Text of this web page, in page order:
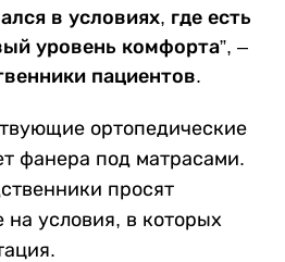
в условиях, где есть
уровень комфорта”, –
пациентов.
ортопедические
фанера под матрасами.
просят
на условия, в которых